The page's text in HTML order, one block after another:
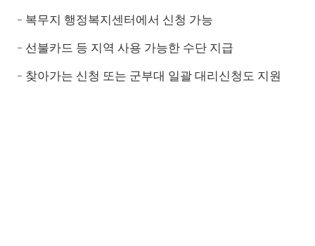
- 복무지 행정복지센터에서 신청 가능
- 선불카드 등 지역 사용 가능한 수단 지급
- 찾아가는 신청 또는 군부대 일괄 대리신청도 지원